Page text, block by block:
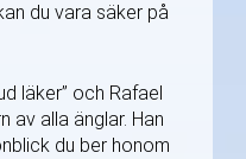
du vara säker på
läker” och Rafael
av alla änglar. Han
du ber honom